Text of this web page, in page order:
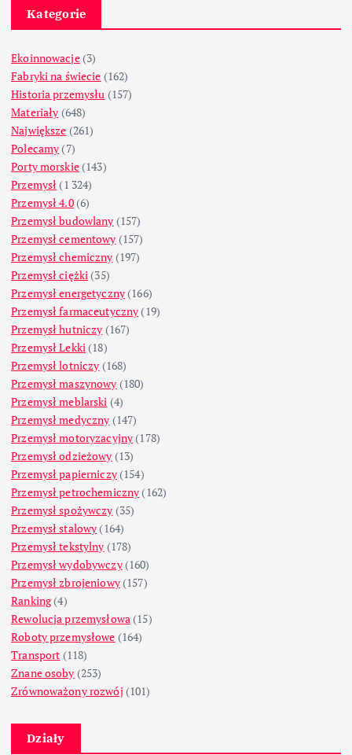
Kategorie
Ekoinnowacje(3)
Fabryki na świecie (162)
Historia przemysłu (157)
Materiały (648)
Największe (261)
Polecamy (7)
Porty morskie(143)
Przemysł (1 324)
Przemysł 4.0(6)
Przemysł budowlany (157)
Przemysł cementowy (157)
Przemysł chemiczny (197)
Przemysł ciężki (35)
Przemysł energetyczny (166)
Przemysł farmaceutyczny (19)
Przemysł hutniczy (167)
Przemysł Lekki (18)
Przemysł lotniczy (168)
Przemysł maszynowy (180)
Przemysł meblarski (4)
Przemysł medyczny (147)
Przemysł motoryzacyjny (178)
Przemysł odzieżowy (13)
Przemysł papierniczy(154)
Przemysł petrochemiczny (162)
Przemysł spożywczy (35)
Przemysł stalowy (164)
Przemysł tekstylny (178)
Przemysł wydobywczy(160)
Przemysł zbrojeniowy(157)
Ranking(4)
Rewolucja przemysłowa (15)
Roboty przemysłowe (164)
Transport (118)
Znane osoby (253)
Zrównoważony rozwój (101)
Działy